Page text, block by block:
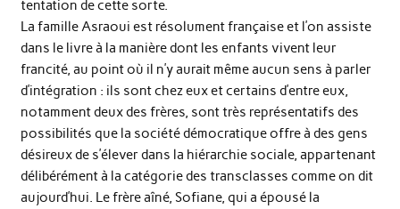
tentation de cette sorte.
La famille Asraoui est résolument française et l’on assiste
dans le livre à la manière dont les enfants vivent leur
francité, au point où il n’y aurait même aucun sens à parler
d’intégration : ils sont chez eux et certains d’entre eux,
notamment deux des frères, sont très représentatifs des
possibilités que la société démocratique offre à des gens
désireux de s’élever dans la hiérarchie sociale, appartenant
délibérément à la catégorie des transclasses comme on dit
aujourd’hui. Le frère aîné, Sofiane, qui a épousé la